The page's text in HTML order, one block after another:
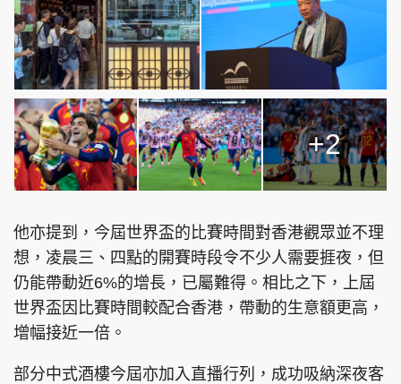
+2
他亦提到，今屆世界盃的比賽時間對香港觀眾並不理
想，凌晨三、四點的開賽時段令不少人需要捱夜，但
仍能帶動近6%的增長，已屬難得。相比之下，上屆
世界盃因比賽時間較配合香港，帶動的生意額更高，
增幅接近一倍。
部分中式酒樓今屆亦加入直播行列，成功吸納深夜客